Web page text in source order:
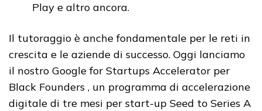
Play e altro ancora.
Il tutoraggio è anche fondamentale per le reti in
crescita e le aziende di successo. Oggi lanciamo
il nostro Google for Startups Accelerator per
Black Founders , un programma di accelerazione
digitale di tre mesi per start-up Seed to Series A